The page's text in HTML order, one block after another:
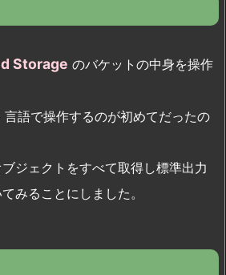
Storage のバケットの中身を操作
語で操作するのが初めてだったの
ジェクトをすべて取得し標準出力
みることにしました。